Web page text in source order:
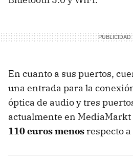
En cuanto a sus puertos,
una entrada para la
óptica de audio y tres
actualmente en MediaMarkt
110 euros menos respecto